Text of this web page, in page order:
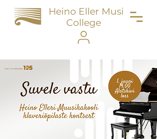
Heino Eller Music
College